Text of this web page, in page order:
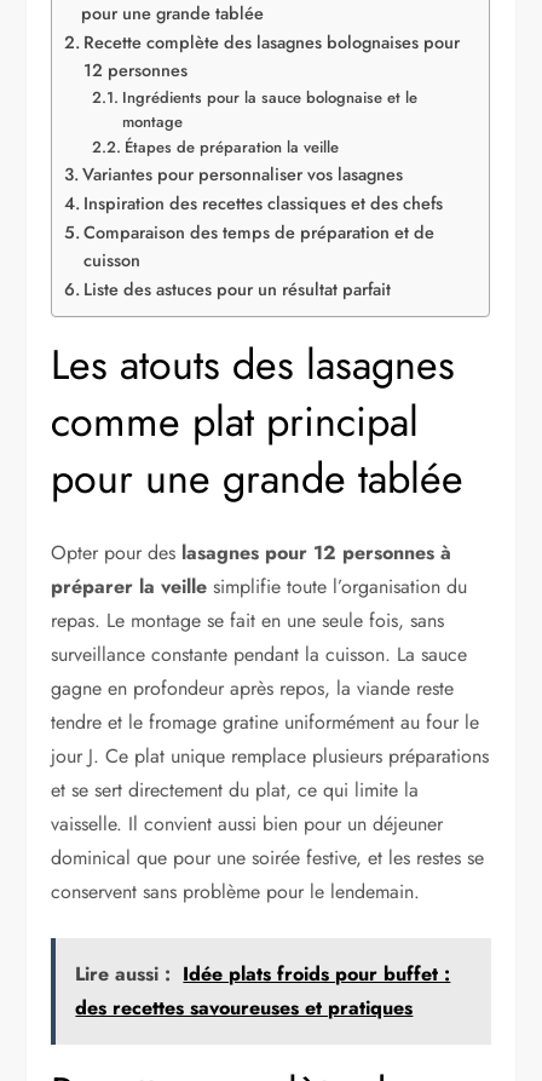
pour une grande tablée
Recette complète des lasagnes bolognaises pour
12 personnes
Ingrédients pour la sauce bolognaise et le
montage
Étapes de préparation la veille
Variantes pour personnaliser vos lasagnes
Inspiration des recettes classiques et des chefs
Comparaison des temps de préparation et de
cuisson
Liste des astuces pour un résultat parfait
Les atouts des lasagnes
comme plat principal
pour une grande tablée
Opter pour des lasagnes pour 12 personnes à
préparer la veille simplifie toute l’organisation du
repas. Le montage se fait en une seule fois, sans
surveillance constante pendant la cuisson. La sauce
gagne en profondeur après repos, la viande reste
tendre et le fromage gratine uniformément au four le
jour J. Ce plat unique remplace plusieurs préparations
et se sert directement du plat, ce qui limite la
vaisselle. Il convient aussi bien pour un déjeuner
dominical que pour une soirée festive, et les restes se
conservent sans problème pour le lendemain.
Lire aussi : Idée plats froids pour buffet :
des recettes savoureuses et pratiques